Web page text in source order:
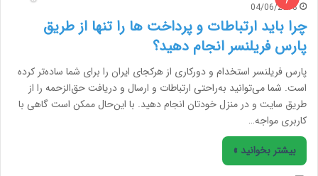
04/06/2018
چرا باید ارتباطات و پرداخت ها را تنها از طریق
پارس فریلنسر انجام دهید؟
پارس فریلنسر استخدام و دورکاری از هرکجای ایران را برای شما ساده‌تر کرده
است. شما می‌توانید به‌راحتی ارتباطات و ارسال و دریافت حق‌الزحمه را از
طریق سایت و در منزل خودتان انجام دهید. با این‌حال ممکن است گاهی با
کاربری مواجه…
بیشتر بخوانید »